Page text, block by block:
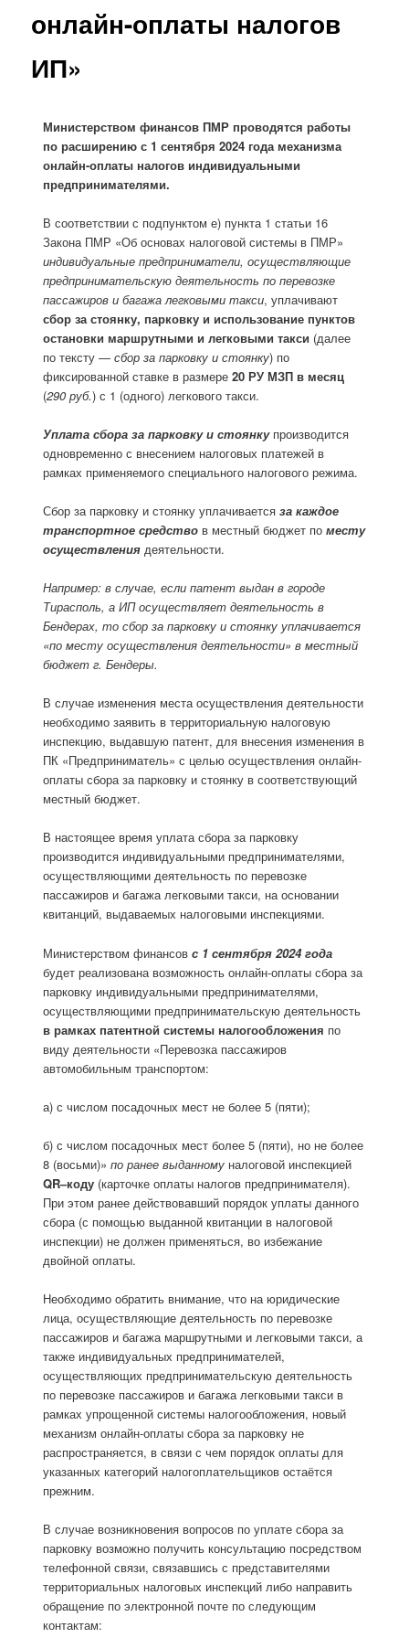
онлайн-оплаты налогов
ИП»
Министерством финансов ПМР проводятся работы
по расширению с 1 сентября 2024 года механизма
онлайн-оплаты налогов индивидуальными
предпринимателями.
В соответствии с подпунктом е) пункта 1 статьи 16
Закона ПМР «Об основах налоговой системы в ПМР»
индивидуальные предприниматели, осуществляющие
предпринимательскую деятельность по перевозке
пассажиров и багажа легковыми такси, уплачивают
сбор за стоянку, парковку и использование пунктов
остановки маршрутными и легковыми такси (далее
по тексту —сбор за парковку и стоянку) по
фиксированной ставке в размере20 РУ МЗП в месяц
(290 руб.) с 1 (одного) легкового такси.
Уплата сбора за парковку и стоянкупроизводится
одновременно с внесением налоговых платежей в
рамках применяемого специального налогового режима.
Сбор за парковку и стоянку уплачиваетсяза каждое
транспортное средство в местный бюджет поместу
осуществления деятельности.
Например: в случае, если патент выдан в городе
Тирасполь, а ИП осуществляет деятельность в
Бендерах, то сбор за парковку и стоянку уплачивается
«по месту осуществления деятельности» в местный
бюджет г. Бендеры.
В случае изменения места осуществления деятельности
необходимо заявить в территориальную налоговую
инспекцию, выдавшую патент, для внесения изменения в
ПК «Предприниматель» с целью осуществления онлайн-
оплаты сбора за парковку и стоянку в соответствующий
местный бюджет.
В настоящее время уплата сбора за парковку
производится индивидуальными предпринимателями,
осуществляющими деятельность по перевозке
пассажиров и багажа легковыми такси, на основании
квитанций, выдаваемых налоговыми инспекциями.
Министерством финансовс 1 сентября 2024 года
будет реализована возможность онлайн-оплаты сбора за
парковку индивидуальными предпринимателями,
осуществляющими предпринимательскую деятельность
в рамках патентной системы налогообложения по
виду деятельности «Перевозка пассажиров
автомобильным транспортом:
а) с числом посадочных мест не более 5 (пяти);
б) с числом посадочных мест более 5 (пяти), но не более
8 (восьми)»по ранее выданному налоговой инспекцией
QR–коду (карточке оплаты налогов предпринимателя).
При этом ранее действовавший порядок уплаты данного
сбора (с помощью выданной квитанции в налоговой
инспекции) не должен применяться, во избежание
двойной оплаты.
Необходимо обратить внимание, что на юридические
лица, осуществляющие деятельность по перевозке
пассажиров и багажа маршрутными и легковыми такси, а
также индивидуальных предпринимателей,
осуществляющих предпринимательскую деятельность
по перевозке пассажиров и багажа легковыми такси в
рамках упрощенной системы налогообложения, новый
механизм онлайн-оплаты сбора за парковку не
распространяется, в связи с чем порядок оплаты для
указанных категорий налогоплательщиков остаётся
прежним.
В случае возникновения вопросов по уплате сбора за
парковку возможно получить консультацию посредством
телефонной связи, связавшись с представителями
территориальных налоговых инспекций либо направить
обращение по электронной почте по следующим
контактам: